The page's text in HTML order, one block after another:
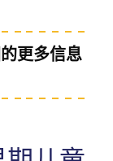
更多信息